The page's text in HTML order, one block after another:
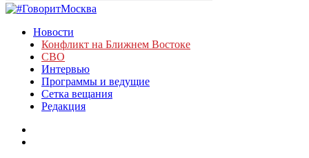
Новости
Конфликт на Ближнем Востоке
СВО
Интервью
Программы и ведущие
Сетка вещания
Редакция